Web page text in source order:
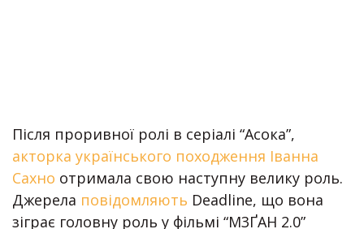
Після проривної ролі в серіалі “Асока”,
акторка українського походження Іванна
Сахно отримала свою наступну велику роль.
Джерела повідомляють Deadline, що вона
зіграє головну роль у фільмі “М3ҐАН 2.0”